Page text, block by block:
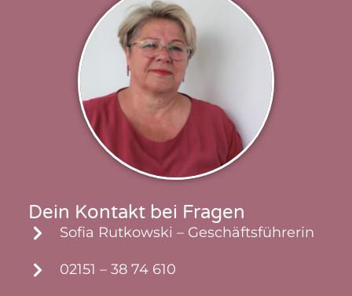
Dein Kontakt bei Fragen
Sofia Rutkowski – Geschäftsführerin
02151 – 38 74 610